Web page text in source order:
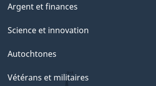
Argent et finances
Science et innovation
Autochtones
Vétérans et militaires